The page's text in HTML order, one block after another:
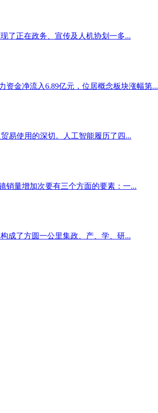
了正在政务、宣传及人机协划一多...
资金净流入6.89亿元，位居概念板块涨幅第...
易使用的深切。人工智能履历了四...
销量增加次要有三个方面的要素：一...
成了方圆一公里集政、产、学、研...